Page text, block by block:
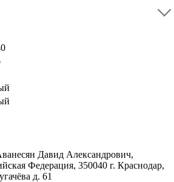
Давид Александрович,
Федерация, 350040 г. Краснодар,
д. 61